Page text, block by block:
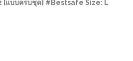
[แบบครบชุด] #Bestsafe Size: L